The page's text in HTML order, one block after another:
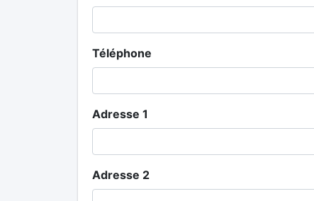
Téléphone
Adresse 1
Adresse 2